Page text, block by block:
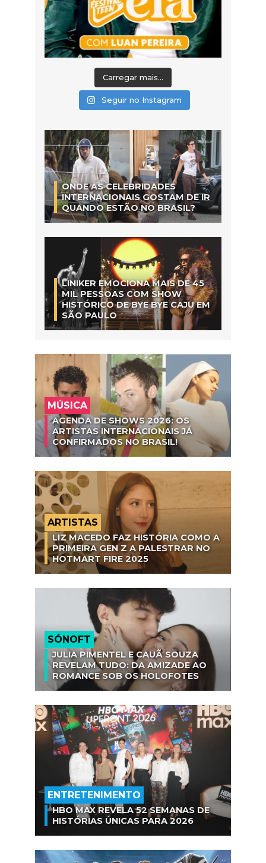
Carregar mais...
Seguir no Instagram
ONDE AS CELEBRIDADES
INTERNACIONAIS GOSTAM DE IR
QUANDO ESTÃO NO BRASIL?
LINIKER EMOCIONA MAIS DE 45
MIL PESSOAS COM SHOW
HISTÓRICO DE BYE BYE CAJU EM
SÃO PAULO
MÚSICA
AGENDA DE SHOWS 2026: OS
ARTISTAS INTERNACIONAIS JÁ
CONFIRMADOS NO BRASIL!
ARTISTAS
LIZ MACEDO FAZ HISTÓRIA COMO A
PRIMEIRA GEN Z A PALESTRAR NO
HOTMART FIRE 2025
SÓNOFT
JULIA PIMENTEL E CAUÃ SOUZA
REVELAM TUDO: DA AMIZADE AO
ROMANCE SOB OS HOLOFOTES
ENTRETENIMENTO
HBO MAX REVELA 52 SEMANAS DE
HISTÓRIAS ÚNICAS PARA 2026